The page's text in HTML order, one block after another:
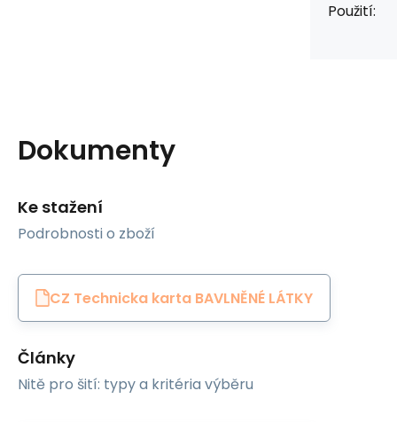
Použití:
Dokumenty
Ke stažení
Podrobnosti o zboží
CZ Technicka karta BAVLNĚNÉ LÁTKY
Články
Nitě pro šití: typy a kritéria výběru